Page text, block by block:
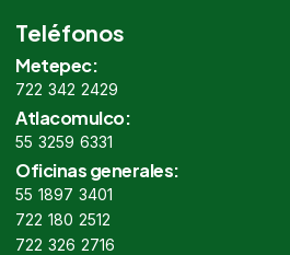
Teléfonos
Metepec:
722 342 2429
Atlacomulco:
55 3259 6331
Oficinas generales:
55 1897 3401
722 180 2512
722 326 2716